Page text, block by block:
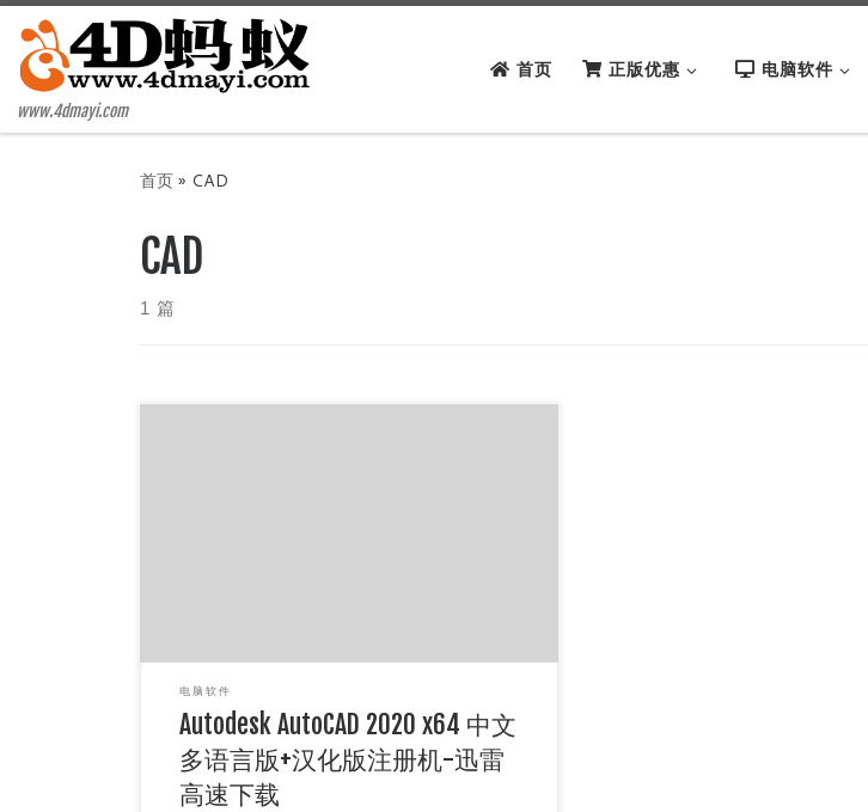
Skip to content
www.4dmayi.com
首页 正版优惠 电脑软件
首页» CAD
CAD
1 篇
电脑软件
Autodesk AutoCAD 2020 x64 中文
多语言版+汉化版注册机-迅雷
高速下载